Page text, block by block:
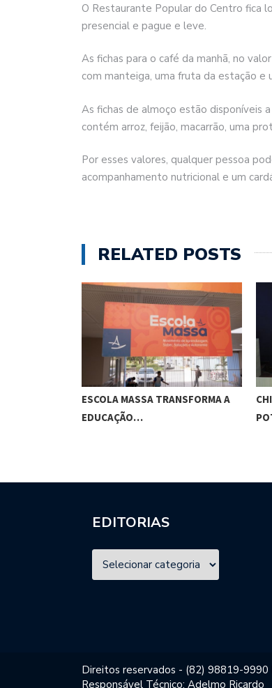
O Restaurante Popular do Centro fica
presencial e pague e leve.
As fichas para o café da manhã, no
com manteiga, uma fruta da estação e
As fichas de almoço estão disponíveis
contém arroz, feijão, macarrão, uma
Por esses valores, qualquer pessoa
acompanhamento nutricional e um
RELATED POSTS
ESCOLA MASSA TRANSFORMA A
EDUCAÇÃO…
EDITORIAS
Direitos reservados - (82) 98819-9990
Responsável Técnico: Adelmo Ricardo